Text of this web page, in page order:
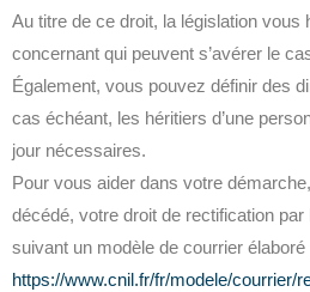
Au titre de ce droit, la législation vous
concernant qui peuvent s’avérer le
Également, vous pouvez définir des
cas échéant, les héritiers d’une
jour nécessaires.
Pour vous aider dans votre
décédé, votre droit de rectification
suivant un modèle de courrier élaboré
https://www.cnil.fr/fr/modele/courrier/